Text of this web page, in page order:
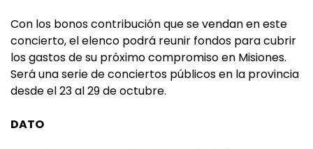
Con los bonos contribución que se vendan en este
concierto, el elenco podrá reunir fondos para cubrir
los gastos de su próximo compromiso en Misiones.
Será una serie de conciertos públicos en la provincia
desde el 23 al 29 de octubre.
DATO